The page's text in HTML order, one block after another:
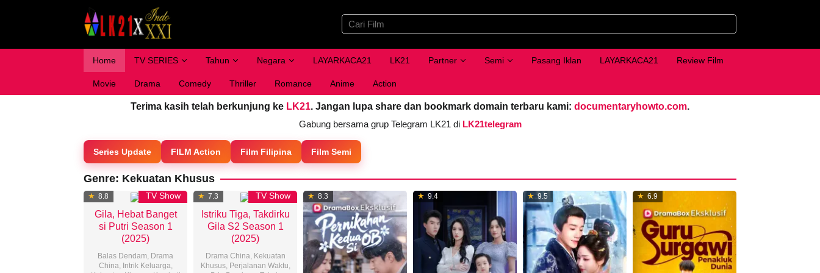
Home TV SERIES Tahun Negara LAYARKACA21 LK21 Partner Semi Pasang Iklan LAYARKACA21 Review Film
Movie Drama Comedy Thriller Romance Anime Action
Terima kasih telah berkunjung ke LK21. Jangan lupa share dan bookmark domain terbaru kami: documentaryhowto.com.
Gabung bersama grup Telegram LK21 di LK21telegram
Series Update FILM Action Film Filipina Film Semi
Genre: Kekuatan Khusus
8.8 TV Show
Gila, Hebat Banget
si Putri Season 1
(2025)
Balas Dendam, Drama
China, Intrik Keluarga,
7.3 TV Show
Istriku Tiga, Takdirku
Gila S2 Season 1
(2025)
Drama China, Kekuatan
Khusus, Perjalanan Waktu,
8.3 9.4 9.5 6.9